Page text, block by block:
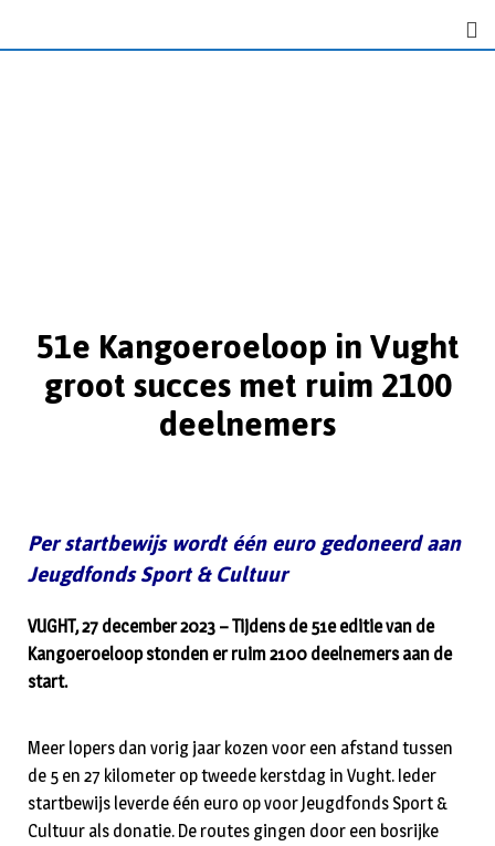
51e Kangoeroeloop in Vught
groot succes met ruim 2100
deelnemers
Per startbewijs wordt één euro gedoneerd aan
Jeugdfonds Sport & Cultuur
VUGHT, 27 december 2023 – Tijdens de 51e editie van de
Kangoeroeloop stonden er ruim 2100 deelnemers aan de
start.
Meer lopers dan vorig jaar kozen voor een afstand tussen
de 5 en 27 kilometer op tweede kerstdag in Vught. Ieder
startbewijs leverde één euro op voor Jeugdfonds Sport &
Cultuur als donatie. De routes gingen door een bosrijke